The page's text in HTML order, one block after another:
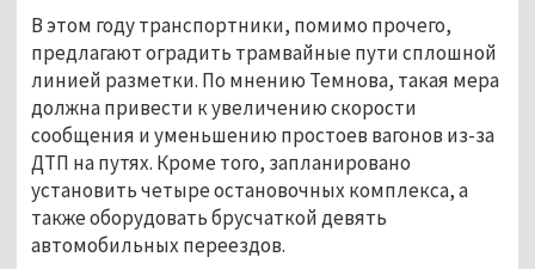
В этом году транспортники, помимо прочего,
предлагают оградить трамвайные пути сплошной
линией разметки. По мнению Темнова, такая мера
должна привести к увеличению скорости
сообщения и уменьшению простоев вагонов из-за
ДТП на путях. Кроме того, запланировано
установить четыре остановочных комплекса, а
также оборудовать брусчаткой девять
автомобильных переездов.